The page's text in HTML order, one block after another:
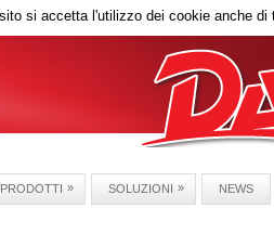
PRODOTTI » SOLUZIONI » NEWS
si accetta l'utilizzo dei cookie anche